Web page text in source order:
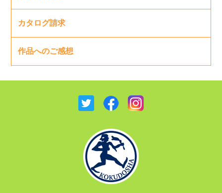
カタログ請求
作品へのご感想